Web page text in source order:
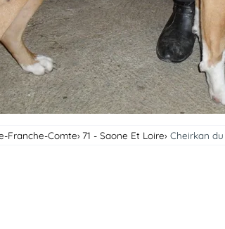
Franche-Comte 71 - Saone Et Loire Cheirkan